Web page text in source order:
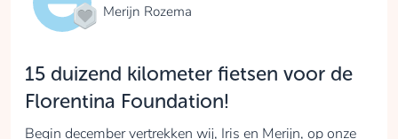
Merijn Rozema
15 duizend kilometer fietsen voor de
Florentina Foundation!
Begin december vertrekken wij, Iris en Merijn, op onze